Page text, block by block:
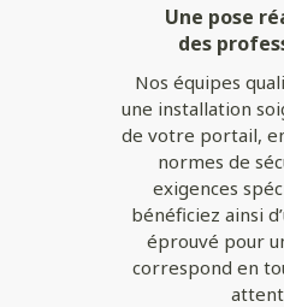
Une pose
des
Nos équipes
une installation
de votre portail,
normes de
exigences
bénéficiez ainsi
éprouvé pour
correspond en